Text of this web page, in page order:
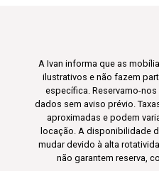
A Ivan informa que as
ilustrativos e não fazem
específica. Reservamo-
dados sem aviso prévio.
aproximadas e podem
locação. A disponibilidade
mudar devido à alta
não garantem reserva,